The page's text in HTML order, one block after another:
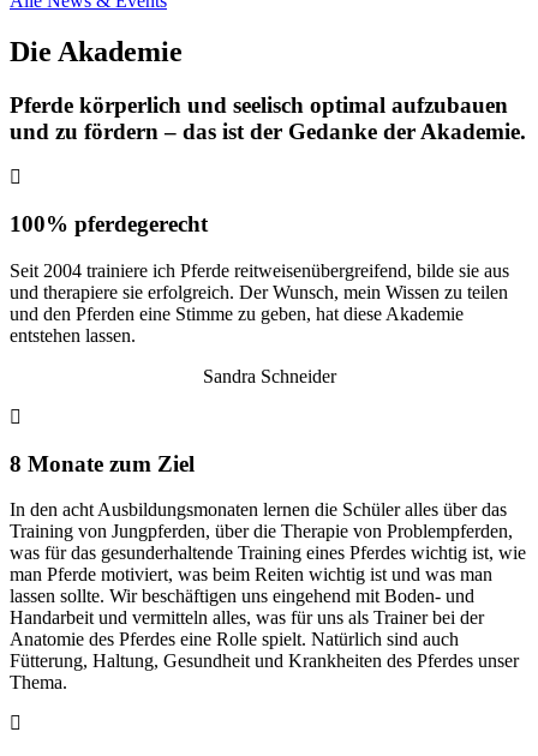
Die Akademie
Pferde körperlich und seelisch optimal aufzubauen
und zu fördern – das ist der Gedanke der Akademie.
100% pferdegerecht
Seit 2004 trainiere ich Pferde reitweisenübergreifend, bilde sie aus
und therapiere sie erfolgreich. Der Wunsch, mein Wissen zu teilen
und den Pferden eine Stimme zu geben, hat diese Akademie
entstehen lassen.
Sandra Schneider
8 Monate zum Ziel
In den acht Ausbildungsmonaten lernen die Schüler alles über das
Training von Jungpferden, über die Therapie von Problempferden,
was für das gesunderhaltende Training eines Pferdes wichtig ist, wie
man Pferde motiviert, was beim Reiten wichtig ist und was man
lassen sollte. Wir beschäftigen uns eingehend mit Boden- und
Handarbeit und vermitteln alles, was für uns als Trainer bei der
Anatomie des Pferdes eine Rolle spielt. Natürlich sind auch
Fütterung, Haltung, Gesundheit und Krankheiten des Pferdes unser
Thema.